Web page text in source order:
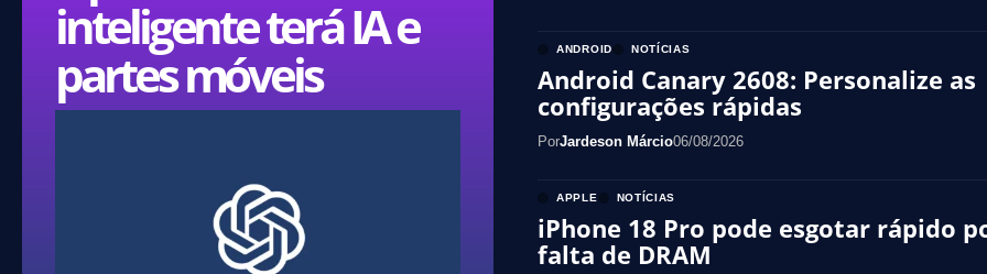
inteligente terá IA e
partes móveis ANDROID NOTÍCIAS
Android Canary 2608: Personalize as
configurações rápidas
PorJardeson Márcio06/08/2026
APPLE NOTÍCIAS
iPhone 18 Pro pode esgotar rápido
falta de DRAM